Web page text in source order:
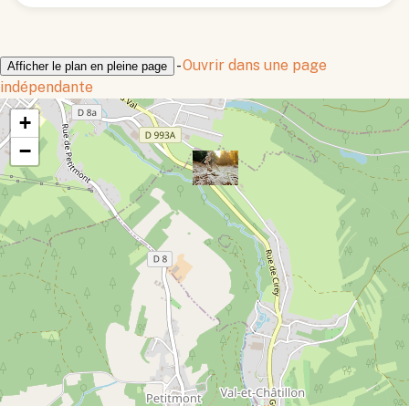
Afficher le plan en pleine page -Ouvrir dans une page
indépendante